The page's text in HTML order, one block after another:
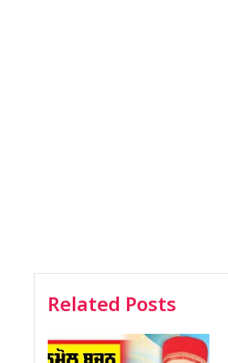
Related Posts